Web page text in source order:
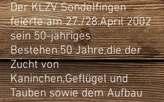
Der KLZV Sondelfingen
feierte am 27./28.April 2002
sein 50-jähriges
Bestehen.50 Jahre,die der
Zucht von
Kaninchen,Geflügel und
Tauben sowie dem Aufbau